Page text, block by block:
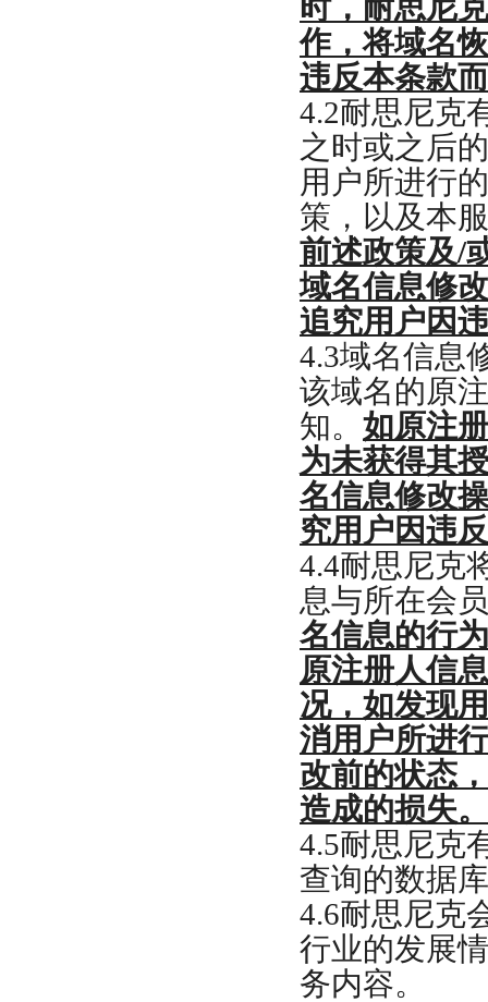
时，耐思尼
作，将域名
违反本条款
4.2耐思尼克
之时或之后
用户所进行
策，以及本
前述政策及/
域名信息修
追究用户因
4.3域名信息
该域名的原
知。 如原注
为未获得其
名信息修改
究用户因违
4.4耐思尼克
息与所在会
名信息的行
原注册人信
况，如发现
消用户所进
改前的状态
造成的损失。
4.5耐思尼克
查询的数据
4.6耐思尼克
行业的发展
务内容。